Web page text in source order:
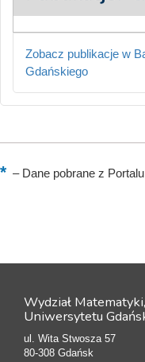
Zobacz publikacje w
Gdańskiego
–Dane pobrane z
Wydział
Uniwersytetu
ul. Wita Stwosza 57
80-308 Gdańsk